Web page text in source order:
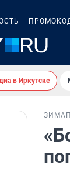
в Иркутске
ЗИМА